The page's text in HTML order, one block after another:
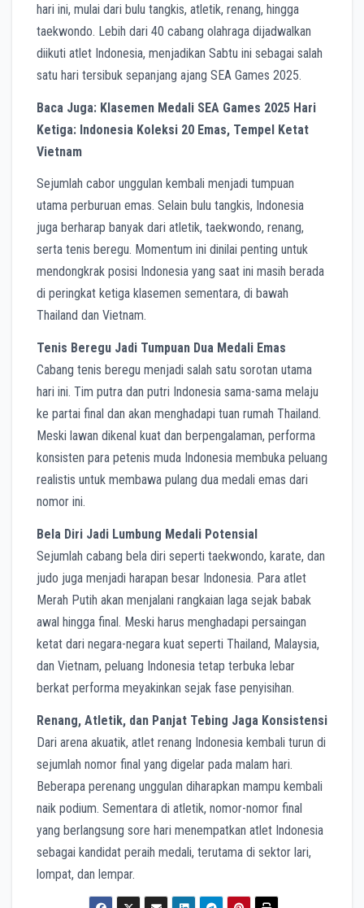
hari ini, mulai dari bulu tangkis, atletik, renang, hingga
taekwondo. Lebih dari 40 cabang olahraga dijadwalkan
diikuti atlet Indonesia, menjadikan Sabtu ini sebagai salah
satu hari tersibuk sepanjang ajang SEA Games 2025.
Baca Juga: Klasemen Medali SEA Games 2025 Hari
Ketiga: Indonesia Koleksi 20 Emas, Tempel Ketat
Vietnam
Sejumlah cabor unggulan kembali menjadi tumpuan
utama perburuan emas. Selain bulu tangkis, Indonesia
juga berharap banyak dari atletik, taekwondo, renang,
serta tenis beregu. Momentum ini dinilai penting untuk
mendongkrak posisi Indonesia yang saat ini masih berada
di peringkat ketiga klasemen sementara, di bawah
Thailand dan Vietnam.
Tenis Beregu Jadi Tumpuan Dua Medali Emas
Cabang tenis beregu menjadi salah satu sorotan utama
hari ini. Tim putra dan putri Indonesia sama-sama melaju
ke partai final dan akan menghadapi tuan rumah Thailand.
Meski lawan dikenal kuat dan berpengalaman, performa
konsisten para petenis muda Indonesia membuka peluang
realistis untuk membawa pulang dua medali emas dari
nomor ini.
Bela Diri Jadi Lumbung Medali Potensial
Sejumlah cabang bela diri seperti taekwondo, karate, dan
judo juga menjadi harapan besar Indonesia. Para atlet
Merah Putih akan menjalani rangkaian laga sejak babak
awal hingga final. Meski harus menghadapi persaingan
ketat dari negara-negara kuat seperti Thailand, Malaysia,
dan Vietnam, peluang Indonesia tetap terbuka lebar
berkat performa meyakinkan sejak fase penyisihan.
Renang, Atletik, dan Panjat Tebing Jaga Konsistensi
Dari arena akuatik, atlet renang Indonesia kembali turun di
sejumlah nomor final yang digelar pada malam hari.
Beberapa perenang unggulan diharapkan mampu kembali
naik podium. Sementara di atletik, nomor-nomor final
yang berlangsung sore hari menempatkan atlet Indonesia
sebagai kandidat peraih medali, terutama di sektor lari,
lompat, dan lempar.